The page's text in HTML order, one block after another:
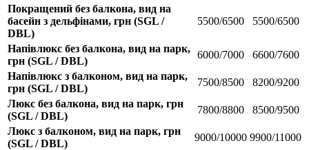
Покращений без балкона, вид на
басейн з дельфінами, грн (SGL /
DBL)
5500/6500 5500/6500
Напівлюкс без балкона, вид на парк,
грн (SGL / DBL)
6000/7000
6600/7600
Напівлюкс з балконом, вид на парк,
грн (SGL / DBL)
7500/8500
8200/9200
Люкс без балкона, вид на парк, грн
(SGL / DBL)
7800/8800
8500/9500
Люкс з балконом, вид на парк, грн
(SGL / DBL)
9000/10000 9900/11000